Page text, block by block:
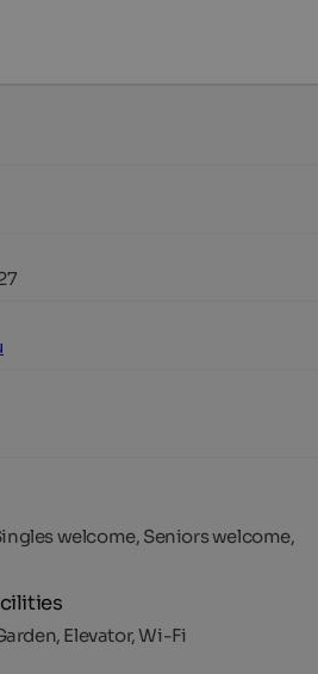
welcome, Seniors welcome,
Elevator, Wi-Fi